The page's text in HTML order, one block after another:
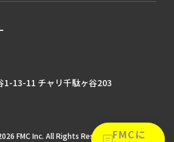
1-13-11 チャリ千駄ヶ谷203
FMC Inc. All Rights Reserved.FMCに